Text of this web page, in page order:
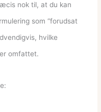
nok til, at du kan
som “forudsat
hvilke
omfattet.